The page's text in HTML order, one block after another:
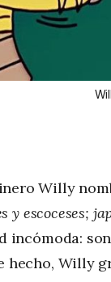
Willy
y escoceses;
incómoda:
hecho, Willy